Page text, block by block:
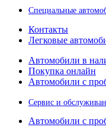
Специальные
Контакты
Легковые
Автомобили в
Покупка онлайн
Автомобили с
Сервис и
Автомобили с